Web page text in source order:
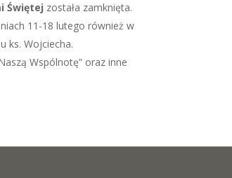
Świętej została zamknięta.
11-18 lutego również w
ks. Wojciecha.
Wspólnotę” oraz inne